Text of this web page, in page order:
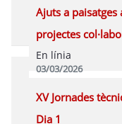
Programa
Ajuts a
projectes
En línia
03/03/2026
Programa
XV Jornades
Dia 1